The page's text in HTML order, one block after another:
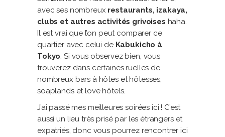
avec ses nombreux restaurants, izakaya,
clubs et autres activités grivoises haha.
Il est vrai que l’on peut comparer ce
quartier avec celui de Kabukicho à
Tokyo. Si vous observez bien, vous
trouverez dans certaines ruelles de
nombreux bars à hôtes et hôtesses,
soaplands et love hôtels.
J’ai passé mes meilleures soirées ici ! C’est
aussi un lieu très prisé par les étrangers et
expatriés, donc vous pourrez rencontrer ici